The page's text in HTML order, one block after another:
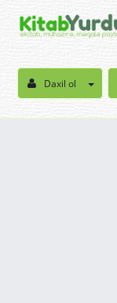
Daxil ol